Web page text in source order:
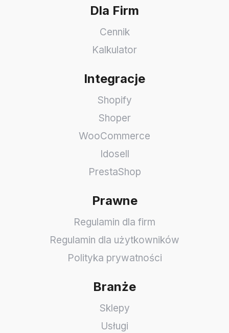
Dla Firm
Cennik
Kalkulator
Integracje
Shopify
Shoper
WooCommerce
Idosell
PrestaShop
Prawne
Regulamin dla firm
Regulamin dla użytkowników
Polityka prywatności
Branże
Sklepy
Usługi